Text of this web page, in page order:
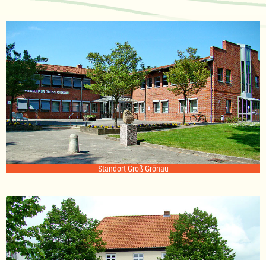
Standort Groß Grönau